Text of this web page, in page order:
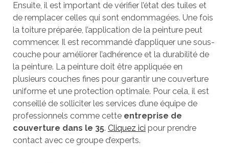
Ensuite, il est important de vérifier l’état des tuiles et
de remplacer celles qui sont endommagées. Une fois
la toiture préparée, l’application de la peinture peut
commencer. Il est recommandé d’appliquer une sous-
couche pour améliorer l’adhérence et la durabilité de
la peinture. La peinture doit être appliquée en
plusieurs couches fines pour garantir une couverture
uniforme et une protection optimale. Pour cela, il est
conseillé de solliciter les services d’une équipe de
professionnels comme cette entreprise de
couverture dans le 35. Cliquez ici pour prendre
contact avec ce groupe d’experts.